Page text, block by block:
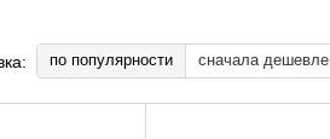
по популярности сначала дешевле